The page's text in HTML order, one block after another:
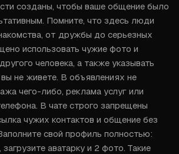
созданы, чтобы ваше общение было
Помните, что здесь люди
от дружбы до серьезных
использовать чужие фото и
человека, а также указывать
не живете. В объявлениях не
чего-либо, реклама услуг или
В чате строго запрещены
чужих контактов и общение без
свой профиль полностью:
аватарку и 2 фото. Такие